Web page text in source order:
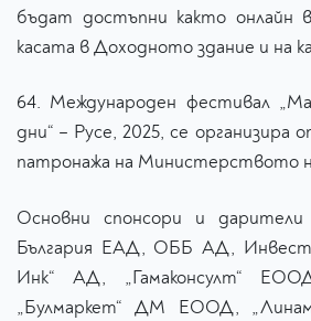
бъдат достъпни както онлайн
касата в Доходното здание и на
64. Международен фестивал
дни“ – Русе, 2025, се
патронажа на Министерството
Основни спонсори и
България ЕАД, ОББ АД,
Инк“ АД, „Гамаконсулт“
„Булмаркет“ ДМ ЕООД,